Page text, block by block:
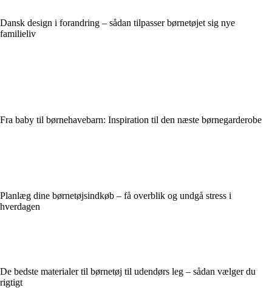
Dansk design i forandring – sådan tilpasser børnetøjet sig nye
familieliv
Fra baby til børnehavebarn: Inspiration til den næste børnegarderobe
Planlæg dine børnetøjsindkøb – få overblik og undgå stress i
hverdagen
De bedste materialer til børnetøj til udendørs leg – sådan vælger du
rigtigt